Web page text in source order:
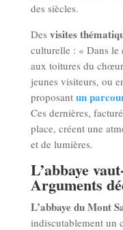
des siècles.
Des visites
culturelle : « Dans le
aux toitures du
jeunes visiteurs, ou
proposant un
Ces dernières,
place, créent une
et de lumières.
L’abbaye
Arguments
L’abbaye du Mont
indiscutablement un